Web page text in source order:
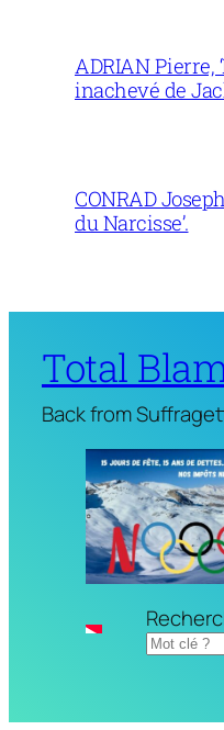
ADRIAN Pierre,
inachevé de
CONRAD
du Narcisse’.
Total
Back from